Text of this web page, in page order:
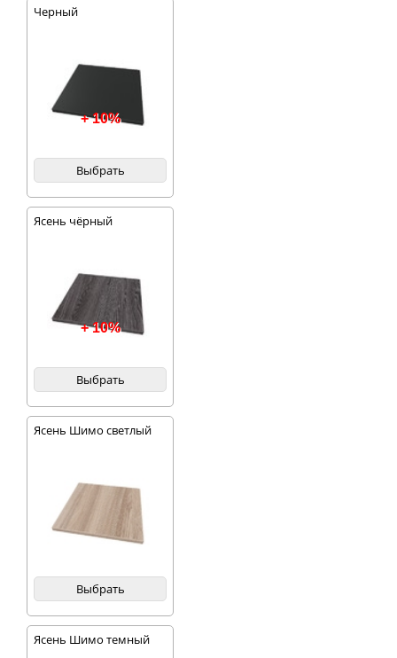
Черный
+ 10%
Выбрать
Ясень чёрный
+ 10%
Выбрать
Ясень Шимо светлый
Выбрать
Ясень Шимо темный